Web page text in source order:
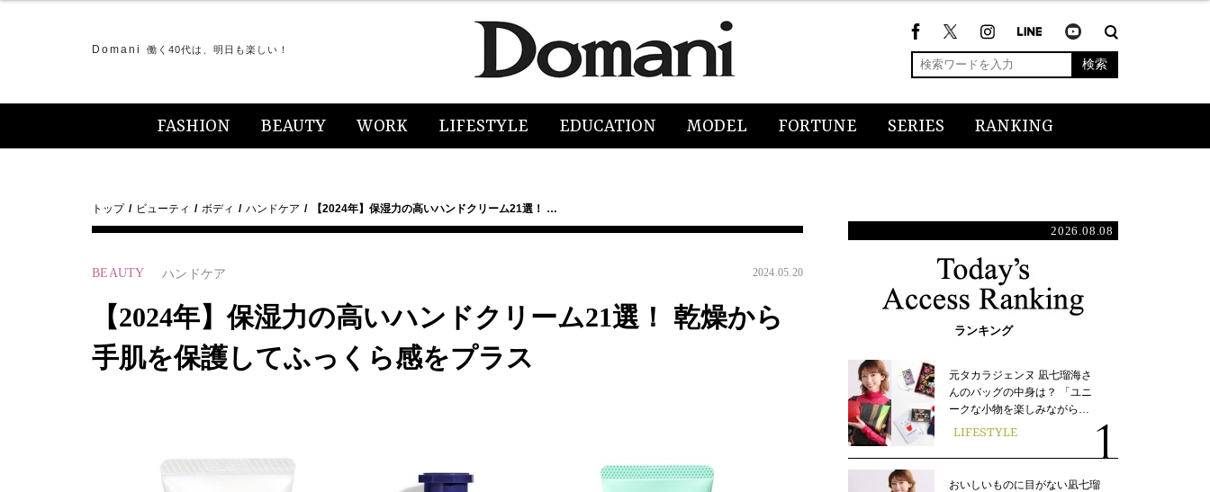
Domani 働く40代は、明日も楽しい！
検索
FASHION BEAUTY WORK LIFESTYLE EDUCATION MODEL FORTUNE SERIES RANKING
トップ ビューティ ボディ ハンドケア 【2024年】保湿力の高いハンドクリーム21選！ …
BEAUTY ハンドケア 2024.05.20
【2024年】保湿力の高いハンドクリーム21選！ 乾燥から
手肌を保護してふっくら感をプラス
2026.08.08
ランキング
元タカラジェンヌ 凪七瑠海さ
んのバッグの中身は？ 「ユニ
ークな小物を楽しみながら…
LIFESTYLE
おいしいものに目がない凪七瑠